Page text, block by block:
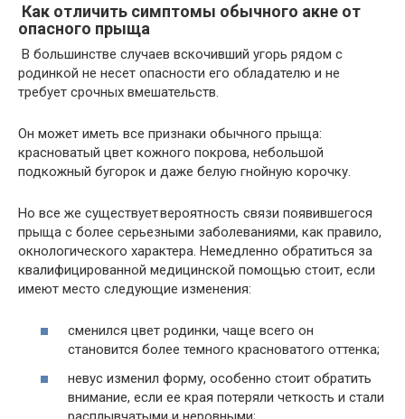
Как отличить симптомы обычного акне от
опасного прыща
В большинстве случаев вскочивший угорь рядом с
родинкой не несет опасности его обладателю и не
требует срочных вмешательств.
Он может иметь все признаки обычного прыща:
красноватый цвет кожного покрова, небольшой
подкожный бугорок и даже белую гнойную корочку.
Но все же существует вероятность связи появившегося
прыща с более серьезными заболеваниями, как правило,
окнологического характера. Немедленно обратиться за
квалифицированной медицинской помощью стоит, если
имеют место следующие изменения:
сменился цвет родинки, чаще всего он
становится более темного красноватого оттенка;
невус изменил форму, особенно стоит обратить
внимание, если ее края потеряли четкость и стали